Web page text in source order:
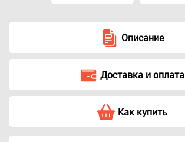
Описание
Доставка и оплата
Как купить